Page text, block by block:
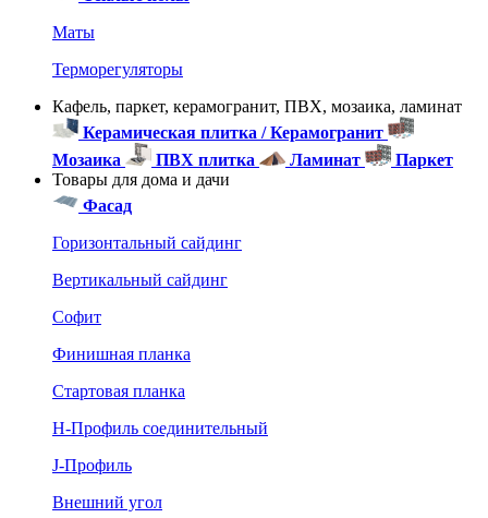
Маты
Терморегуляторы
Кафель, паркет, керамогранит, ПВХ, мозаика, ламинат
Керамическая плитка / Керамогранит
Мозаика
ПВХ плитка Ламинат
Паркет
Товары для дома и дачи
Фасад
Горизонтальный сайдинг
Вертикальный сайдинг
Софит
Финишная планка
Стартовая планка
Н-Профиль соединительный
J-Профиль
Внешний угол